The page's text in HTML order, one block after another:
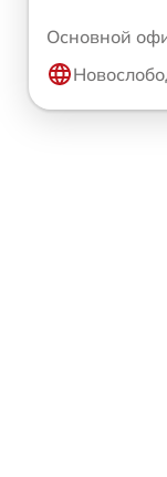
Основной